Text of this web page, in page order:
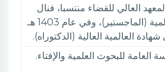
العالي للقضاء منتسبا، فنال
شهادة العالمية (الماجستير)، وفي عام 1403 هـ
العالمية العالية (الدكتوراه).
العامة للبحوث العلمية والإفتاء.